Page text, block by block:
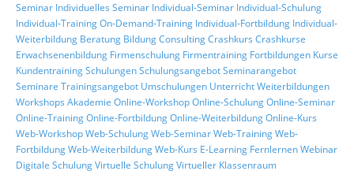
Seminar Individuelles Seminar Individual-Seminar Individual-Schulung
Individual-TrainingOn-Demand-Training Individual-Fortbildung Individual-
Weiterbildung Beratung BildungConsultingCrashkurs Crashkurse
Erwachsenenbildung Firmenschulung Firmentraining Fortbildungen Kurse
KundentrainingSchulungenSchulungsangebotSeminarangebot
Seminare Trainingsangebot Umschulungen UnterrichtWeiterbildungen
Workshops Akademie Online-WorkshopOnline-SchulungOnline-Seminar
Online-TrainingOnline-FortbildungOnline-WeiterbildungOnline-Kurs
Web-WorkshopWeb-SchulungWeb-SeminarWeb-TrainingWeb-
FortbildungWeb-WeiterbildungWeb-Kurs E-Learning FernlernenWebinar
Digitale SchulungVirtuelle SchulungVirtueller Klassenraum